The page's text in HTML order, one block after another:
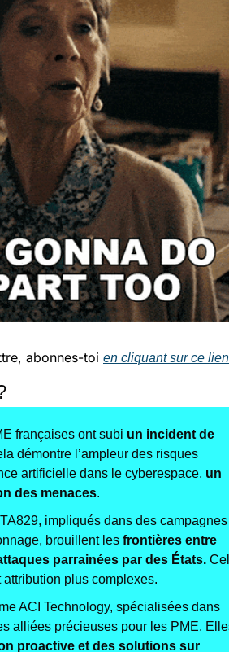
abonnes-toi en cliquant sur ce lien
françaises ont subi un incident de
démontre l’ampleur des risques
artificielle dans le cyberespace, un
des menaces.
impliqués dans des campagnes
brouillent les frontières entre
parrainées par des États.
plus complexes.
ACI Technology, spécialisées dans
alliées précieuses pour les PME.
proactive et des solutions sur